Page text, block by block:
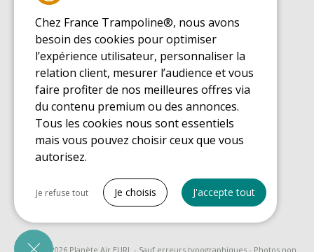
Guide d'achat pour les trampolines de loisirs
GUIDE DE MONTAGE
Guide de montage pour les trampolines de loisirs
GUIDE D'ENTRETIEN
Guide d'entretien des trampolines de loisirs
GUIDE DÉCOUVERTE
Guide de découverte des trampolines de loisirs
GUIDE D'ACHAT PIÈCES DE RECHANGE
© 2008 - 2026 Planète Air EURL - Sauf erreurs typographiques - Photos non
Chez France Trampoline®, nous avons
besoin des cookies pour optimiser
l’expérience utilisateur, personnaliser la
relation client, mesurer l’audience et vous
faire profiter de nos meilleures offres via
du contenu premium ou des annonces.
Tous les cookies nous sont essentiels
mais vous pouvez choisir ceux que vous
autorisez.
Cookies nécessaires
Nécessaire au fonctionnement du site
Je refuse tout Je choisis J'accepte tout